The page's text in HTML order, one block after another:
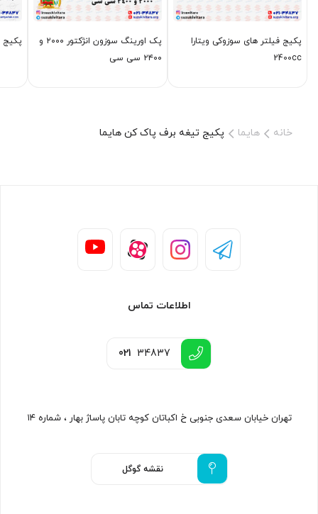
پکیج فیلتر های سوزوکی ویتارا
2400cc
پک اورینگ سوزون انژکتور ۲۰۰۰ و
۲۴۰۰ سی سی
پکیج
خانه هایما پکیج تیغه برف پاک کن هایما
اطلاعات تماس
021 34837
تهران خیابان سعدی جنوبی خ اکباتان کوچه تابان پاساژ بهار ، شماره ۱۴
نقشه گوگل